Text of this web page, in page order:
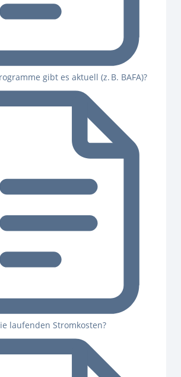
gibt es aktuell (z. B. BAFA)?
laufenden Stromkosten?